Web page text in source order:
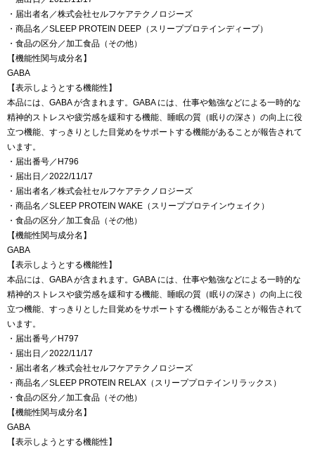
・届出者名／株式会社セルフケアテクノロジーズ
・商品名／SLEEP PROTEIN DEEP（スリーププロテインディープ）
・食品の区分／加工食品（その他）
【機能性関与成分名】
GABA
【表示しようとする機能性】
本品には、GABA が含まれます。GABA には、仕事や勉強などによる一時的な
精神的ストレスや疲労感を緩和する機能、睡眠の質（眠りの深さ）の向上に役
立つ機能、すっきりとした目覚めをサポートする機能があることが報告されて
います。
・届出番号／H796
・届出日／2022/11/17
・届出者名／株式会社セルフケアテクノロジーズ
・商品名／SLEEP PROTEIN WAKE（スリーププロテインウェイク）
・食品の区分／加工食品（その他）
【機能性関与成分名】
GABA
【表示しようとする機能性】
本品には、GABA が含まれます。GABA には、仕事や勉強などによる一時的な
精神的ストレスや疲労感を緩和する機能、睡眠の質（眠りの深さ）の向上に役
立つ機能、すっきりとした目覚めをサポートする機能があることが報告されて
います。
・届出番号／H797
・届出日／2022/11/17
・届出者名／株式会社セルフケアテクノロジーズ
・商品名／SLEEP PROTEIN RELAX（スリーププロテインリラックス）
・食品の区分／加工食品（その他）
【機能性関与成分名】
GABA
【表示しようとする機能性】